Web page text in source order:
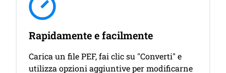
Rapidamente e facilmente
Carica un file PEF, fai clic su "Converti" e
utilizza opzioni aggiuntive per modificarne